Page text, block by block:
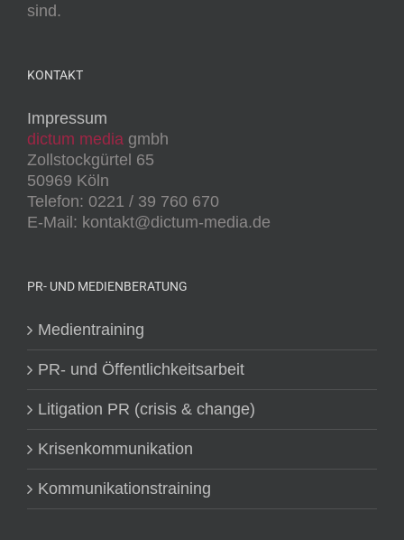
sind.
KONTAKT
Impressum
dictum media gmbh
Zollstockgürtel 65
50969 Köln
Telefon: 0221 / 39 760 670
E-Mail: kontakt@dictum-media.de
PR- UND MEDIENBERATUNG
Medientraining
PR- und Öffentlichkeitsarbeit
Litigation PR (crisis & change)
Krisenkommunikation
Kommunikationstraining